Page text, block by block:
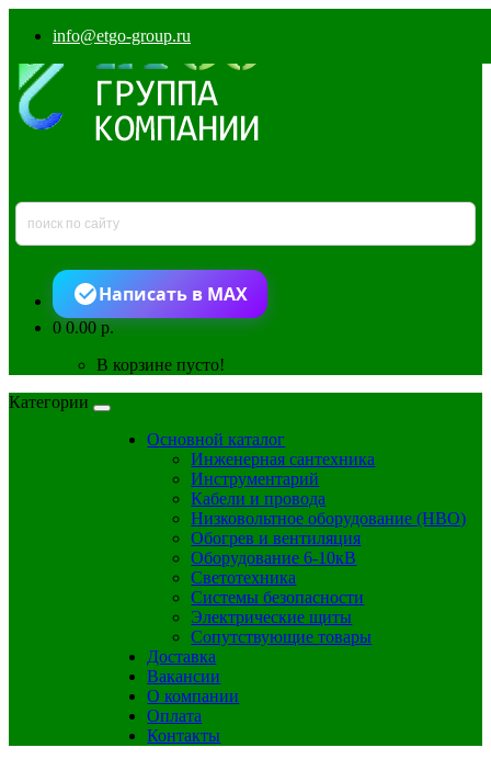
info@etgo-group.ru
Написать в MAX
00.00 р.
В корзине пусто!
Категории
Основной каталог
Инженерная сантехника
Инструментарий
Кабели и провода
Низковольтное оборудование (НВО)
Обогрев и вентиляция
Оборудование 6-10кВ
Светотехника
Системы безопасности
Электрические щиты
Сопутствующие товары
Доставка
Вакансии
О компании
Оплата
Контакты